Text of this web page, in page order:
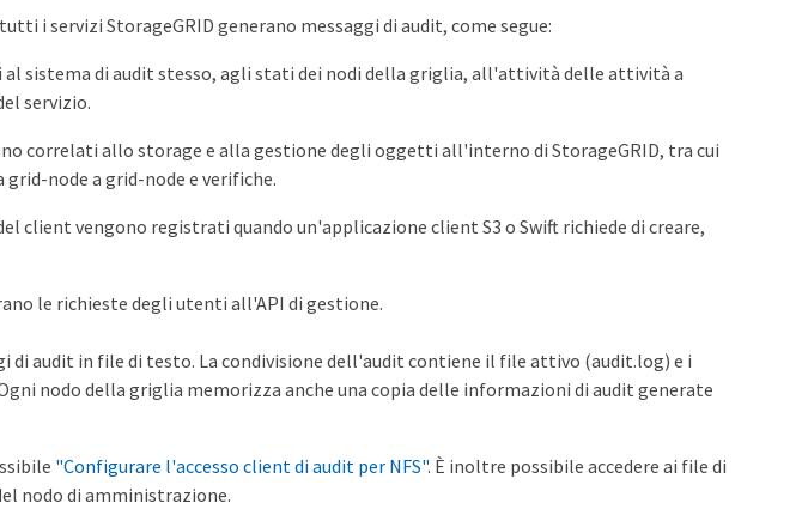
i servizi StorageGRID generano messaggi di audit, come segue:
al sistema di audit stesso, agli stati dei nodi della griglia, all'attività delle attività a
servizio.
correlati allo storage e alla gestione degli oggetti all'interno di StorageGRID, tra cui
node a grid-node e verifiche.
client vengono registrati quando un'applicazione client S3 o Swift richiede di creare,
le richieste degli utenti all'API di gestione.
di audit in file di testo. La condivisione dell'audit contiene il file attivo (audit.log) e i
nodo della griglia memorizza anche una copia delle informazioni di audit generate
"Configurare l'accesso client di audit per NFS". È inoltre possibile accedere ai file di
nodo di amministrazione.